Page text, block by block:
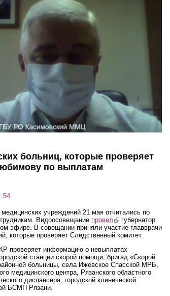
больниц, которые проверяет
по выплатам
медицинских учреждений 21 мая отчитались по
Видоосовещание провел (link is external)
губернатор
эфире. В совещании приняли участие главврачи
которые проверяет Следственный комитет.
проверяет информацию о невыплатах
станции скорой помощи, бригад «Скорой
больницы, села Ижевское Спасской МРБ,
медицинского центра, Рязанского областного
диспансера, городской клинической
БСМП Рязани.